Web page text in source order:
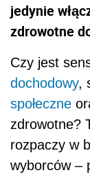
jedynie
zdrowotne
Czy jest
dochodowy,
społeczne
zdrowotne?
rozpaczy w
wyborców –